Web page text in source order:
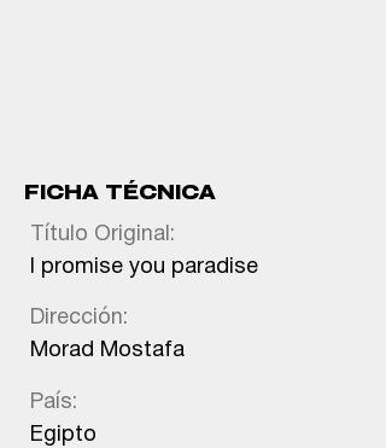
FICHA TÉCNICA
Título Original:
I promise you paradise
Dirección:
Morad Mostafa
País:
Egipto